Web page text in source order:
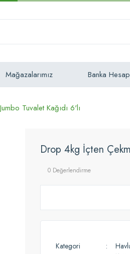
Mağazalarımız Banka
Tuvalet Kağıdı 6'lı
Drop 4kg İçten
0 Değerlendirme
Kategori